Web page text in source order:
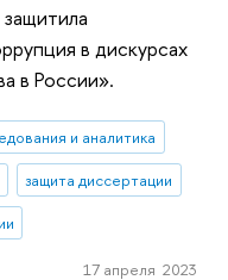
в дискурсах
в России».
и аналитика
защита диссертации
17 апреля 2023